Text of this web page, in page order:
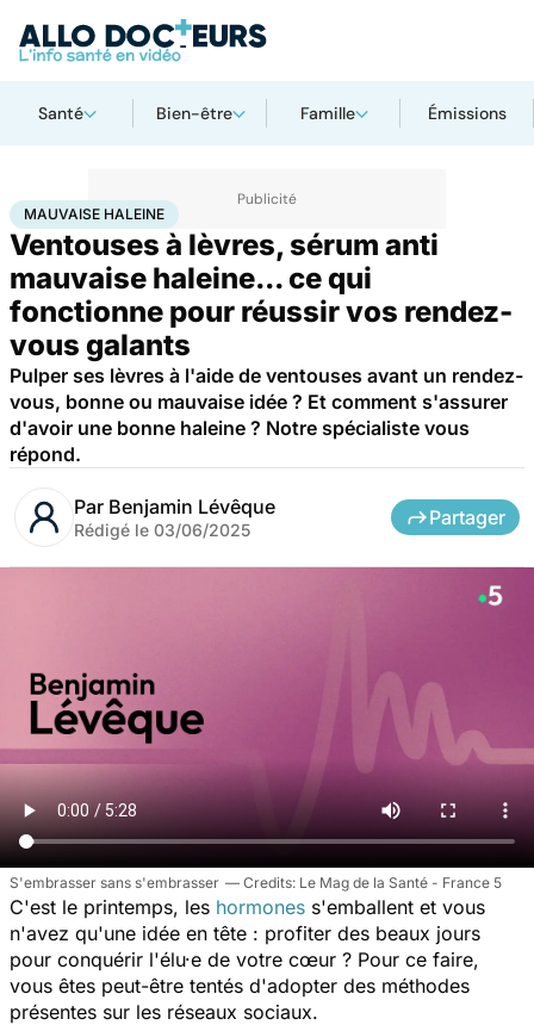
Santé Bien-être Famille Émissions
AccueilBien-être Mauvaise haleine
MAUVAISE HALEINE
Ventouses à lèvres, sérum anti
mauvaise haleine... ce qui
fonctionne pour réussir vos rendez-
vous galants
Pulper ses lèvres à l'aide de ventouses avant un rendez-
vous, bonne ou mauvaise idée ? Et comment s'assurer
d'avoir une bonne haleine ? Notre spécialiste vous
répond.
Par Benjamin Lévêque
Rédigé le 03/06/2025
Partager
S'embrasser sans s'embrasser Le Mag de la Santé - France 5
C'est le printemps, les hormones s'emballent et vous
n'avez qu'une idée en tête : profiter des beaux jours
pour conquérir l'élu·e de votre cœur ? Pour ce faire,
vous êtes peut-être tentés d'adopter des méthodes
présentes sur les réseaux sociaux.